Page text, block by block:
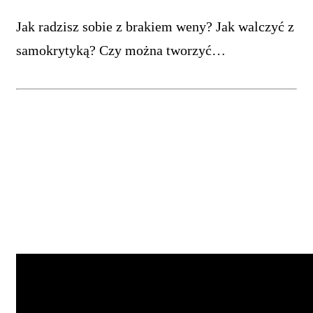
Jak radzisz sobie z brakiem weny? Jak walczyć z
samokrytyką? Czy można tworzyć…